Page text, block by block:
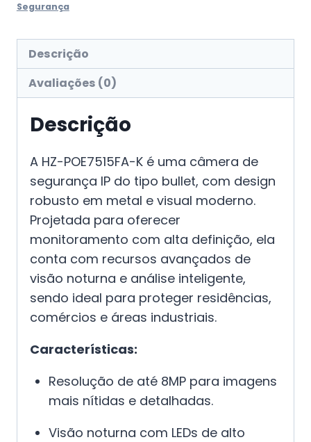
Segurança
Descrição
Avaliações (0)
Descrição
A HZ-POE7515FA-K é uma câmera de
segurança IP do tipo bullet, com design
robusto em metal e visual moderno.
Projetada para oferecer
monitoramento com alta definição, ela
conta com recursos avançados de
visão noturna e análise inteligente,
sendo ideal para proteger residências,
comércios e áreas industriais.
Características:
Resolução de até 8MP para imagens
mais nítidas e detalhadas.
Visão noturna com LEDs de alto